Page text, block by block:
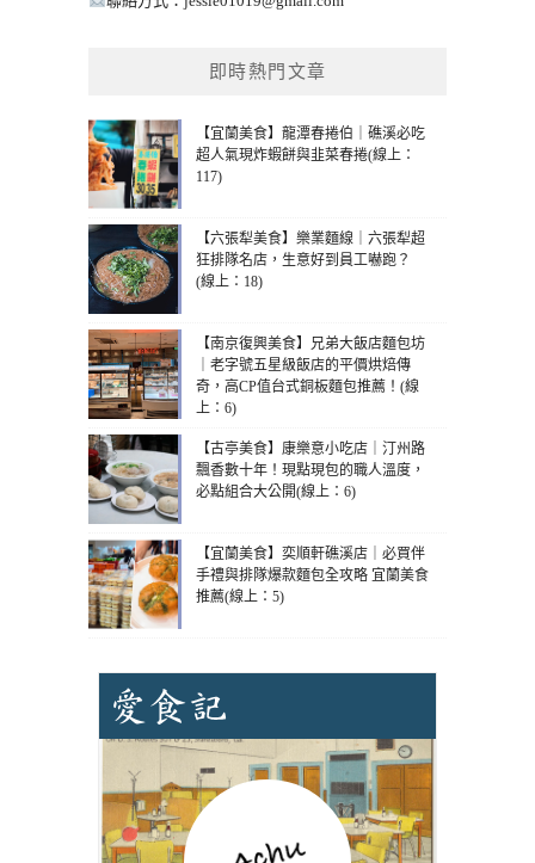
即時熱門文章
【宜蘭美食】龍潭春捲伯｜礁溪必吃
超人氣現炸蝦餅與韭菜春捲(線上：
117)
【六張犁美食】樂業麵線｜六張犁超
狂排隊名店，生意好到員工嚇跑？
(線上：18)
【南京復興美食】兄弟大飯店麵包坊
｜老字號五星級飯店的平價烘焙傳
奇，高CP值台式銅板麵包推薦！(線
上：6)
【古亭美食】康樂意小吃店｜汀州路
飄香數十年！現點現包的職人溫度，
必點組合大公開(線上：6)
【宜蘭美食】奕順軒礁溪店｜必買伴
手禮與排隊爆款麵包全攻略 宜蘭美食
推薦(線上：5)